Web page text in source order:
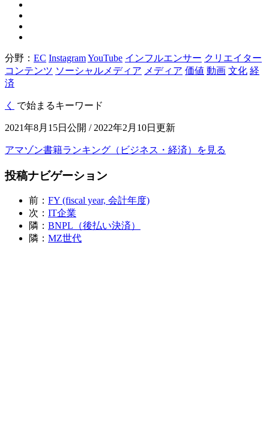
分野： EC InstagramYouTube インフルエンサー クリエイター
コンテンツ ソーシャルメディア メディア 価値 動画 文化 経
済
く で始まるキーワード
2021年8月15日公開 / 2022年2月10日更新
アマゾン書籍ランキング（ビジネス・経済）を見る
投稿ナビゲーション
前： FY (fiscal year, 会計年度)
次： IT企業
隣： BNPL（後払い決済）
隣： MZ世代